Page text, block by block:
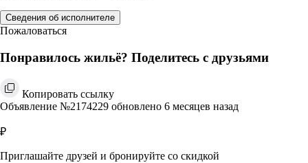
Сведения об исполнителе
Пожаловаться
Понравилось жильё? Поделитесь с друзьями
Копировать ссылку
Объявление №2174229 обновлено 6 месяцев назад
₽
Приглашайте друзей и бронируйте со скидкой